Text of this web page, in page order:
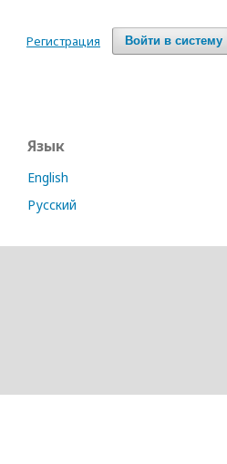
Войти в систему
Регистрация
Язык
English
Русский